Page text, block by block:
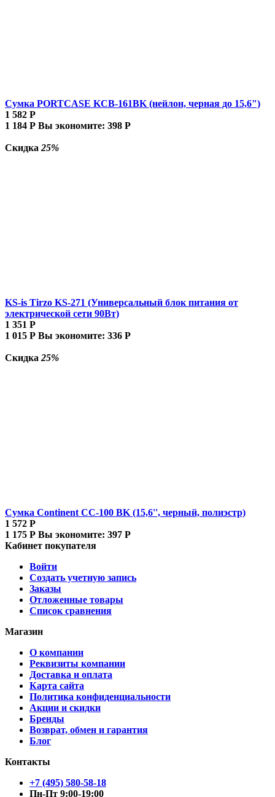
Сумка PORTCASE KCB-161BK (нейлон, черная до 15,6")
1 582 Р
1 184 Р Вы экономите: 398 Р
Скидка 25%
KS-is Tirzo KS-271 (Универсальный блок питания от
электрической сети 90Вт)
1 351 Р
1 015 Р Вы экономите: 336 Р
Скидка 25%
Сумка Continent CC-100 BK (15,6'', черный, полиэстр)
1 572 Р
1 175 Р Вы экономите: 397 Р
Кабинет покупателя
Войти
Создать учетную запись
Заказы
Отложенные товары
Список сравнения
Магазин
О компании
Реквизиты компании
Доставка и оплата
Карта сайта
Политика конфиденциальности
Акции и скидки
Бренды
Возврат, обмен и гарантия
Блог
Контакты
+7 (495) 580-58-18
Пн-Пт 9:00-19:00